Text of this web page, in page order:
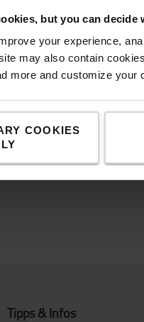
but you can decide
your experience,
may also contain
more and customize your
COOKIES
und Kabel leicht
bis zu 2 m und einer
Tipps & Infos